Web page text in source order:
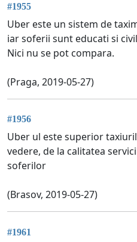
#1955
Uber este un sistem de
iar soferii sunt educati si
Nici nu se pot compara.
(Praga, 2019-05-27)
#1956
Uber ul este superior
vedere, de la calitatea
soferilor
(Brasov, 2019-05-27)
#1961